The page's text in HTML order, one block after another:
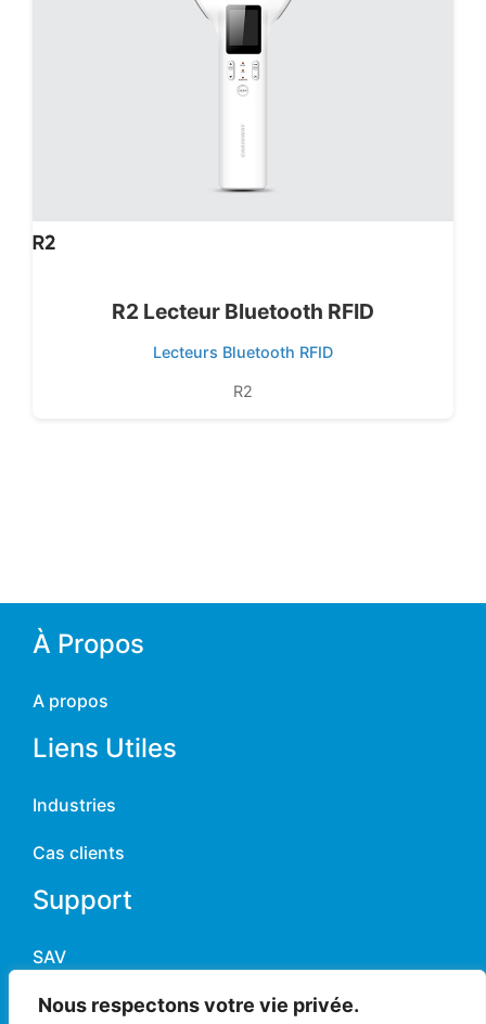
Nous respectons votre vie privée.
R2 Lecteur Bluetooth RFID
Lecteurs Bluetooth RFID
R2
À Propos
A propos
Liens Utiles
Industries
Cas clients
Support
SAV
Contact